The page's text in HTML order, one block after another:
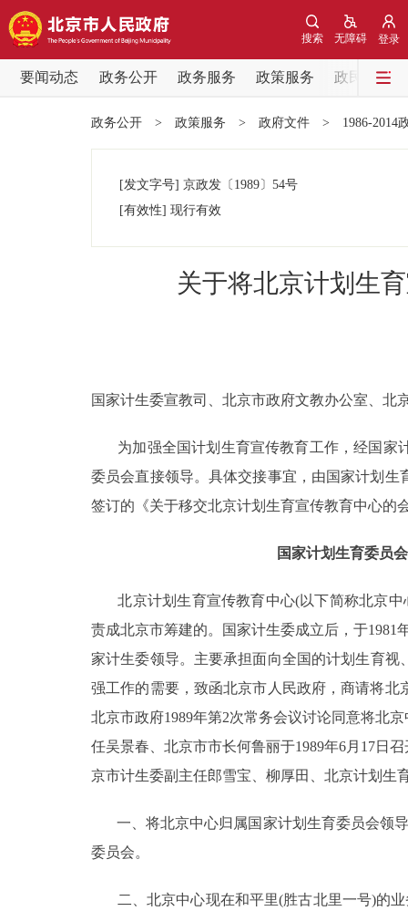
登录
无障碍
搜索
要闻动态 政务公开 政务服务 政策服务
政民互动
党中央精神
政策兑现
决策公开
政务服务
便民服务
中介服务
12345网上接诉即办
走进北京
北京概况
政务公开 > 政策服务 > 政府文件 > 1986-2014
[发文字号] 京政发 〔1989〕 54号
[有效性] 现行有效
关于将北京计划生
国家计生委宣教司、北京市政府文教办公室、北
为加强全国计划生育宣传教育工作，经国家
委员会直接领导。具体交接事宜，由国家计划
签订的《关于移交北京计划生育宣传教育中心的
国家计划生育委员
北京计划生育宣传教育中心(以下简称北京中
责成北京市筹建的。国家计生委成立后，于
家计生委领导。主要承担面向全国的计划生育
强工作的需要，致函北京市人民政府，商请将
北京市政府1989年第2次常务会议讨论同意将北
任吴景春、北京市市长何鲁丽于1989年6月17日
京市计生委副主任郎雪宝、柳厚田、北京计划生
一、将北京中心归属国家计划生育委员会领导
委员会。
二、北京中心现在和平里(胜古北里一号)的业